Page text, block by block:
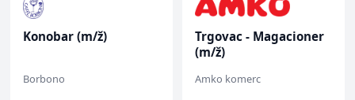
Konobar (m/ž)
Borbono
Trgovac - Magacioner
(m/ž)
Amko komerc